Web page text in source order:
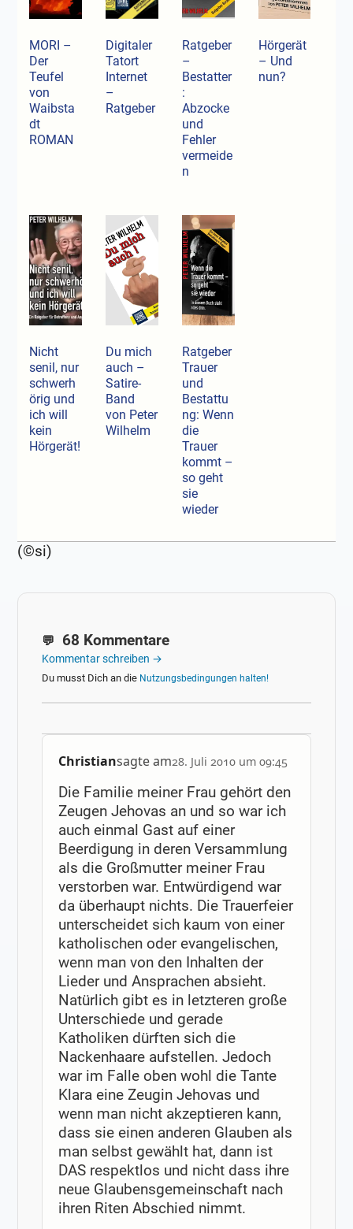
MORI –
Der
Teufel
von
Waibsta
dt
ROMAN
Digitaler
Tatort
Internet
–
Ratgeber
Ratgeber
–
Bestatter
:
Abzocke
und
Fehler
vermeide
n
Hörgerät
– Und
nun?
Nicht
senil, nur
schwerh
örig und
ich will
kein
Hörgerät!
Du mich
auch –
Satire-
Band
von Peter
Wilhelm
Ratgeber
Trauer
und
Bestattu
ng: Wenn
die
Trauer
kommt –
so geht
sie
wieder
(©si)
68 Kommentare
Kommentar schreiben →
Du musst Dich an die Nutzungsbedingungen halten!
Christiansagte am28. Juli 2010 um 09:45
Die Familie meiner Frau gehört den
Zeugen Jehovas an und so war ich
auch einmal Gast auf einer
Beerdigung in deren Versammlung
als die Großmutter meiner Frau
verstorben war. Entwürdigend war
da überhaupt nichts. Die Trauerfeier
unterscheidet sich kaum von einer
katholischen oder evangelischen,
wenn man von den Inhalten der
Lieder und Ansprachen absieht.
Natürlich gibt es in letzteren große
Unterschiede und gerade
Katholiken dürften sich die
Nackenhaare aufstellen. Jedoch
war im Falle oben wohl die Tante
Klara eine Zeugin Jehovas und
wenn man nicht akzeptieren kann,
dass sie einen anderen Glauben als
man selbst gewählt hat, dann ist
DAS respektlos und nicht dass ihre
neue Glaubensgemeinschaft nach
ihren Riten Abschied nimmt.